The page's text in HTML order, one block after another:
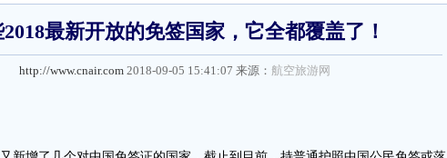
最新开放的免签国家，它全都覆盖了！
http://www.cnair.com 2018-09-05 15:41:07 来源： 航空旅游网